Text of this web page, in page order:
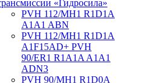
«Гидросила»
PVH 112/MH1 R1D1A
A1A1 ABN
PVH 112/MH1 R1D1A
A1F15AD+ PVH
90/ER1 R1A1A A1A1
ADN3
PVH 90/MH1 R1D0A